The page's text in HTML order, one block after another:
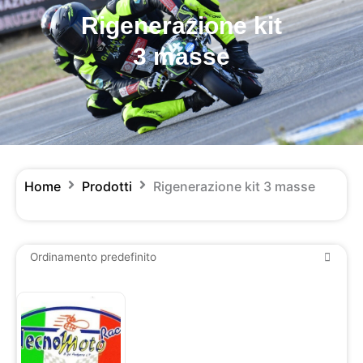
Rigenerazione kit
3 masse
Home Prodotti Rigenerazione kit 3 masse
di
prezzo:
da
Questo
prodotto
ha
più